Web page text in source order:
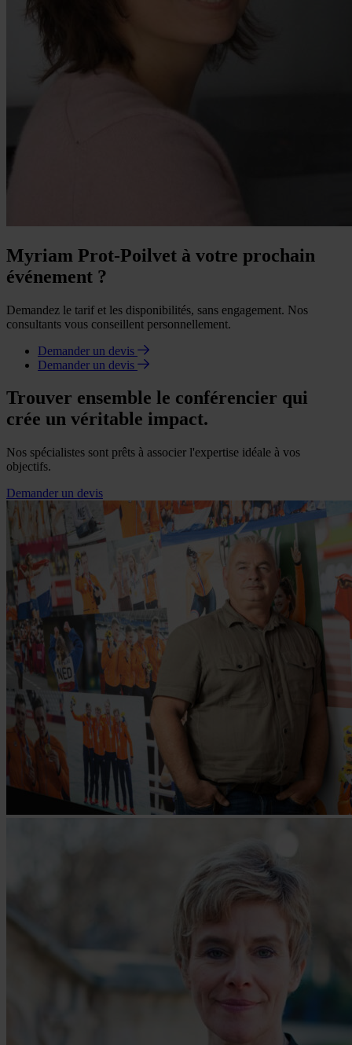
Myriam Prot-Poilvet à votre prochain
événement ?
Demandez le tarif et les disponibilités, sans engagement. Nos
consultants vous conseillent personnellement.
Demander un devis
Demander un devis
Trouver ensemble le conférencier qui
crée un véritable impact.
Nos spécialistes sont prêts à associer l'expertise idéale à vos
objectifs.
Demander un devis